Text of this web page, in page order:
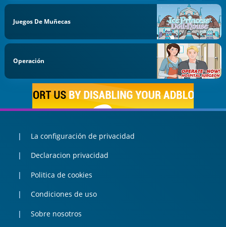
Juegos De Muñecas
Operación
La configuración de privacidad
Declaracion privacidad
Politica de cookies
Condiciones de uso
Sobre nosotros